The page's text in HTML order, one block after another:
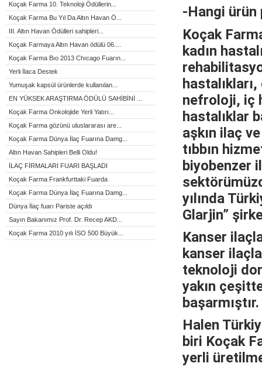
Koçak Farma 10. Teknoloji Ödüllerin...
Koçak Farma Bu Yıl Da Altın Havan Ö...
III. Altın Havan Ödülleri sahipleri...
Koçak Farmaya Altın Havan ödülü 06....
Koçak Farma Bıo 2013 Chıcago Fuarın...
Yerli İlaca Destek
Yumuşak kapsül ürünlerde kullanılan...
EN YÜKSEK ARAŞTIRMA ÖDÜLÜ SAHİBİNİ ...
Koçak Farma Onkolojide Yerli Yatırı...
Koçak Farma gözünü uluslararası are...
Koçak Farma Dünya İlaç Fuarına Damg...
Altın Havan Sahipleri Belli Oldu!
İLAÇ FİRMALARI FUARI BAŞLADI
Koçak Farma Frankfurttaki Fuarda
Koçak Farma Dünya İlaç Fuarına Damg...
Dünya İlaç fuarı Pariste açıldı
Sayın Bakanımız Prof. Dr. Recep AKD...
Koçak Farma 2010 yılı İSO 500 Büyük...
-Hangi
Koçak
kadın
nefroloji, iç
hastalıklar
aşkın ilaç
tıbbın
biyobenzer
yılında
Glarjin”
Kanser
kanser
teknoloji
yakın
başarmıştır.
Halen
biri Koçak
yerli